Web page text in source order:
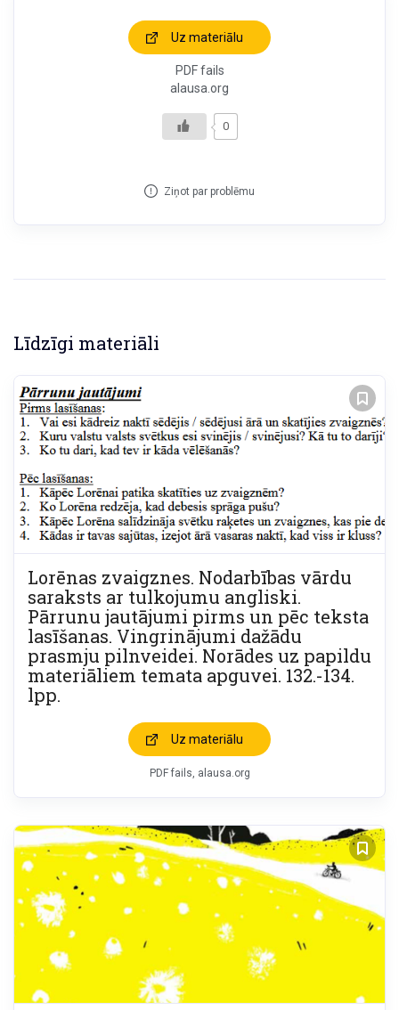
Uz materiālu
PDF fails
alausa.org
0
Ziņot par problēmu
Līdzīgi materiāli
Lorēnas zvaigznes. Nodarbības vārdu
saraksts ar tulkojumu angliski.
Pārrunu jautājumi pirms un pēc teksta
lasīšanas. Vingrinājumi dažādu
prasmju pilnveidei. Norādes uz papildu
materiāliem temata apguvei. 132.-134.
lpp.
Uz materiālu
PDF fails, alausa.org